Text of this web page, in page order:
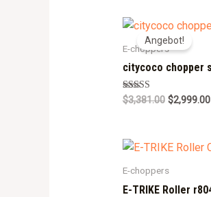
Angebot!
E-choppers
citycoco chopper
Rated
5.00
$3,381.00 $2,999.00
E-choppers
E-TRIKE Roller